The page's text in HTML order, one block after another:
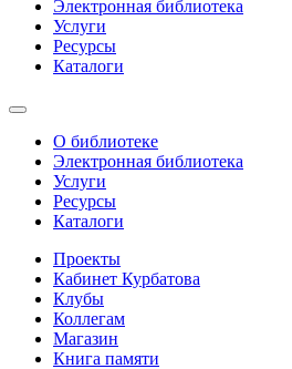
Электронная библиотека
Услуги
Ресурсы
Каталоги
О библиотеке
Электронная библиотека
Услуги
Ресурсы
Каталоги
Проекты
Кабинет Курбатова
Клубы
Коллегам
Магазин
Книга памяти